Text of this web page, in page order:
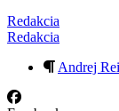
Redakcia
Redakcia
Andrej